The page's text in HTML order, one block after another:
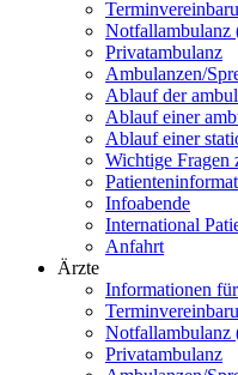
Notfallambulanz
Privatambulanz
Ambulanzen/
Ablauf der
Ablauf einer
Ablauf einer
Wichtige Fragen
Infoabende
International
Anfahrt
Ärzte
Informationen
Notfallambulanz
Privatambulanz